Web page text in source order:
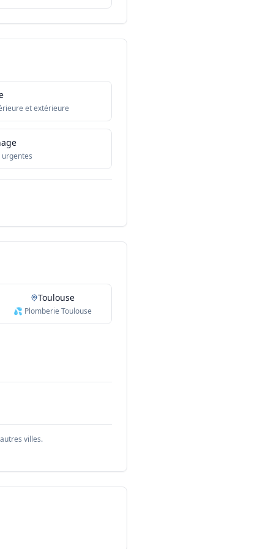
et extérieure
urgentes
Toulouse
💦 Plomberie Toulouse
villes.